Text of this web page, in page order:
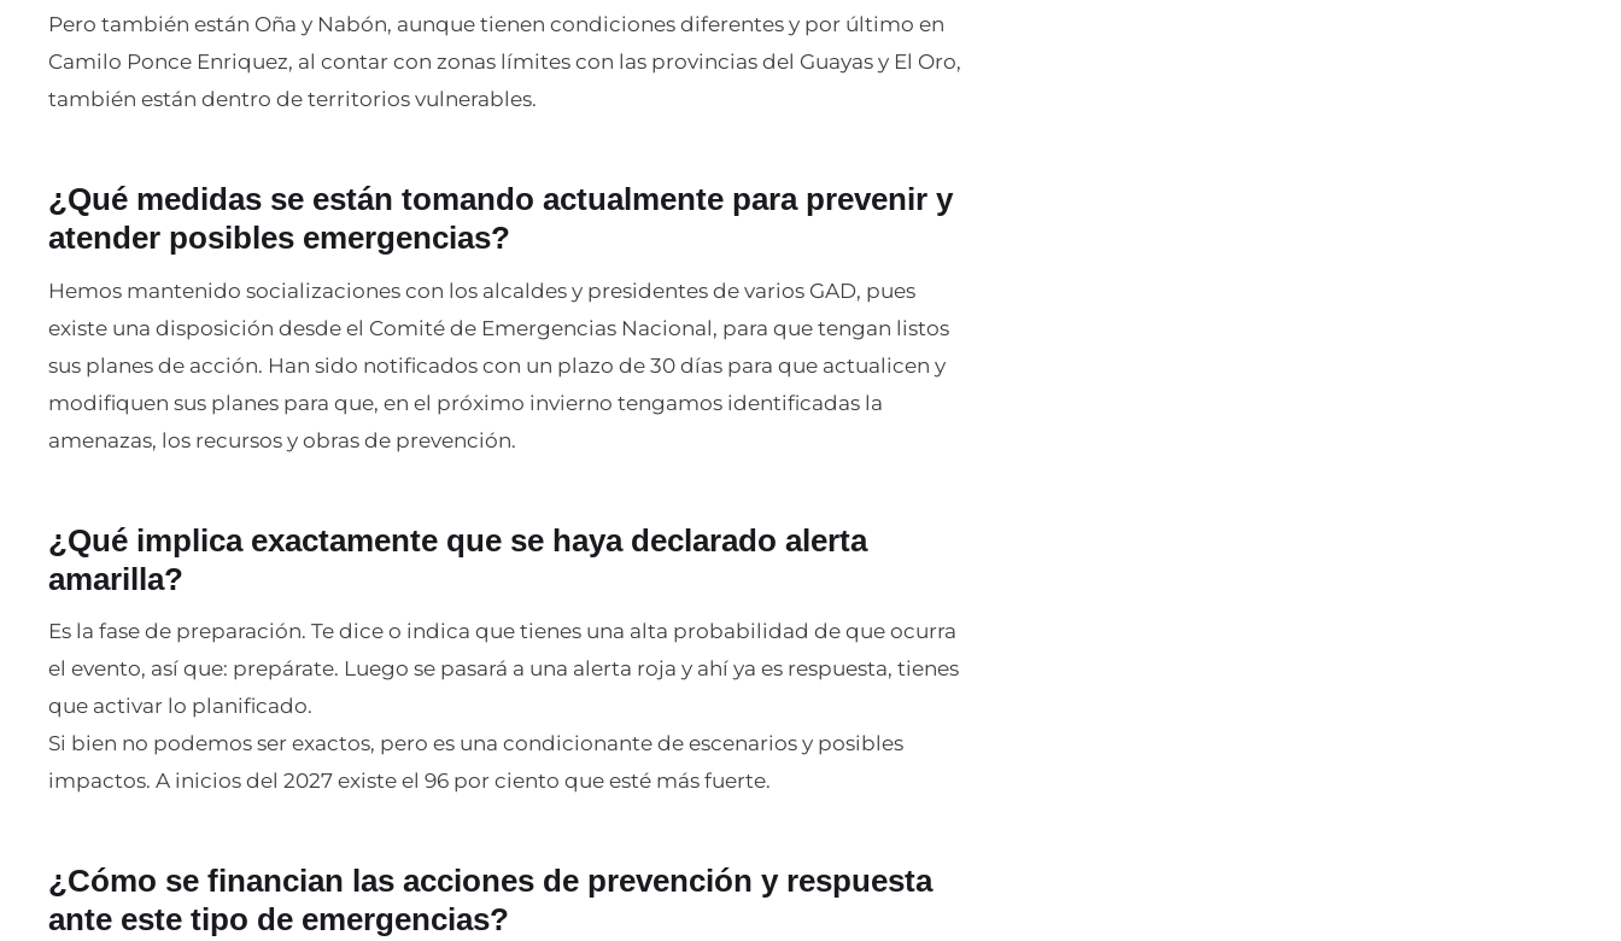
Pero también están Oña y Nabón, aunque tienen condiciones diferentes y por último en
Camilo Ponce Enriquez, al contar con zonas límites con las provincias del Guayas y El Oro,
también están dentro de territorios vulnerables.
¿Qué medidas se están tomando actualmente para prevenir y
atender posibles emergencias?
Hemos mantenido socializaciones con los alcaldes y presidentes de varios GAD, pues
existe una disposición desde el Comité de Emergencias Nacional, para que tengan listos
sus planes de acción. Han sido notificados con un plazo de 30 días para que actualicen y
modifiquen sus planes para que, en el próximo invierno tengamos identificadas la
amenazas, los recursos y obras de prevención.
¿Qué implica exactamente que se haya declarado alerta
amarilla?
Es la fase de preparación. Te dice o indica que tienes una alta probabilidad de que ocurra
el evento, así que: prepárate. Luego se pasará a una alerta roja y ahí ya es respuesta, tienes
que activar lo planificado.
Si bien no podemos ser exactos, pero es una condicionante de escenarios y posibles
impactos. A inicios del 2027 existe el 96 por ciento que esté más fuerte.
¿Cómo se financian las acciones de prevención y respuesta
ante este tipo de emergencias?